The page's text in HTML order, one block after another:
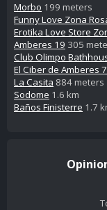
Morbo 199 meters
Funny Love Zona
Erotika Love Store
Amberes 19 305
Club Olimpo
El Ciber de Amberes
La Casita 884 meters
Sodome 1.6 km
Baños Finisterre 1.7